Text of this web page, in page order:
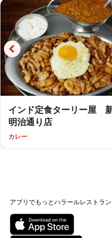
インド定食ターリー屋
明治通り店
カレー
アプリでもっとハラールレストラン